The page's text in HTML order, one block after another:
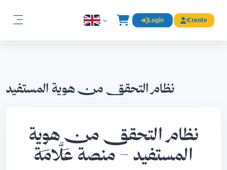
English ‎(en)‎ Login Create
نظام التحقق من هوية المستفيد
نظام التحقق من هوية
المستفيد – منصة عَلَّامَة